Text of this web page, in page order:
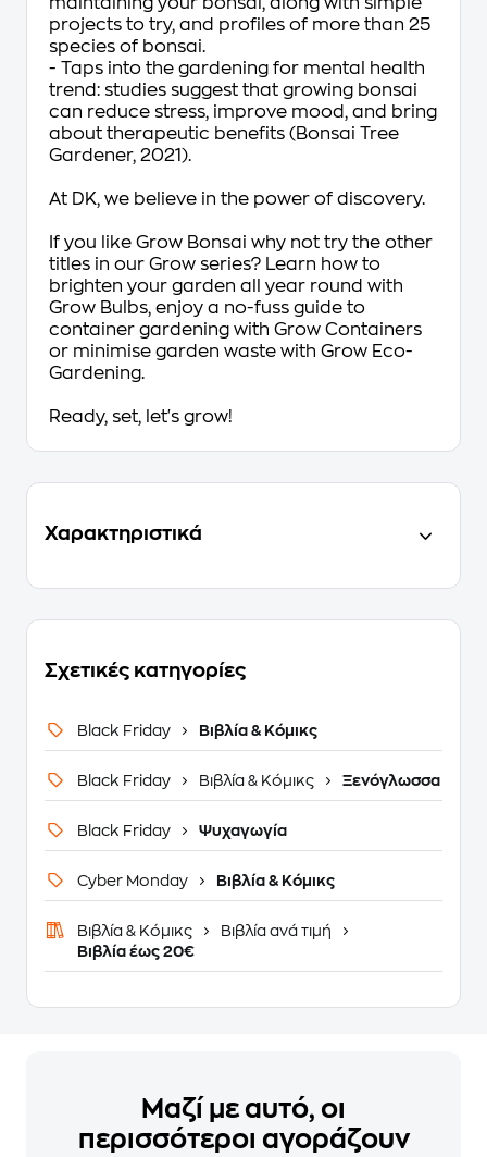
projects to try, and profiles of more than 25
species of bonsai.
- Taps into the gardening for mental health
trend: studies suggest that growing bonsai
can reduce stress, improve mood, and bring
about therapeutic benefits (Bonsai Tree
Gardener, 2021).
At DK, we believe in the power of discovery.
If you like Grow Bonsai why not try the other
titles in our Grow series? Learn how to
brighten your garden all year round with
Grow Bulbs, enjoy a no-fuss guide to
container gardening with Grow Containers
or minimise garden waste with Grow Eco-
Gardening.
Ready, set, let's grow!
Χαρακτηριστικά
Σχετικές κατηγορίες
Black Friday Βιβλία & Κόμικς
Black Friday Βιβλία & Κόμικς Ξενόγλωσσα
Black Friday Ψυχαγωγία
Cyber Monday Βιβλία & Κόμικς
Βιβλία & Κόμικς
Βιβλία ανά τιμή
Βιβλία έως 20€
Μαζί με αυτό, οι
περισσότεροι αγοράζουν